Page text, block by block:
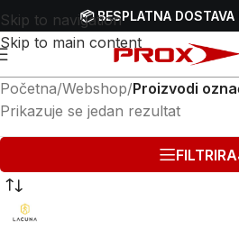
Skip to navigation
Skip to main content
📦 BESPLATNA
Početna/Webshop/Proizvodi
Prikazuje se jedan rezultat